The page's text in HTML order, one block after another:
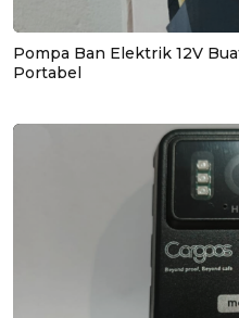
Pompa Ban Elektrik 12V
Portabel